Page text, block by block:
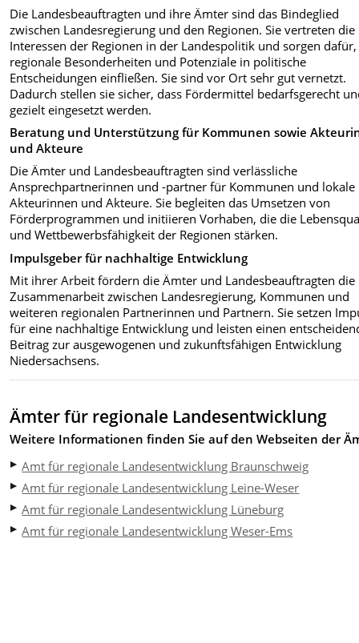
Die Landesbeauftragten und ihre Ämter sind das Bindeglied
zwischen Landesregierung und den Regionen. Sie vertreten die
Interessen der Regionen in der Landespolitik und sorgen dafür,
regionale Besonderheiten und Potenziale in politische
Entscheidungen einfließen. Sie sind vor Ort sehr gut vernetzt.
Dadurch stellen sie sicher, dass Fördermittel bedarfsgerecht
gezielt eingesetzt werden.
Beratung und Unterstützung für Kommunen sowie
und Akteure
Die Ämter und Landesbeauftragten sind verlässliche
Ansprechpartnerinnen und -partner für Kommunen und lokale
Akteurinnen und Akteure. Sie begleiten das Umsetzen von
Förderprogrammen und initiieren Vorhaben, die die
und Wettbewerbsfähigkeit der Regionen stärken.
Impulsgeber für nachhaltige Entwicklung
Mit ihrer Arbeit fördern die Ämter und Landesbeauftragten die
Zusammenarbeit zwischen Landesregierung, Kommunen und
weiteren regionalen Partnerinnen und Partnern. Sie setzen
für eine nachhaltige Entwicklung und leisten einen
Beitrag zur ausgewogenen und zukunftsfähigen Entwicklung
Niedersachsens.
Ämter für regionale Landesentwicklung
Weitere Informationen finden Sie auf den Webseiten der
Amt für regionale Landesentwicklung Braunschweig
Amt für regionale Landesentwicklung Leine-Weser
Amt für regionale Landesentwicklung Lüneburg
Amt für regionale Landesentwicklung Weser-Ems